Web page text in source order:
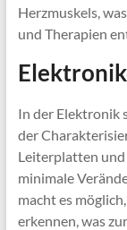
Herzmuskels,
und Therapien
In der Elektronik
der
Leiterplatten
minimale
macht es
erkennen, was